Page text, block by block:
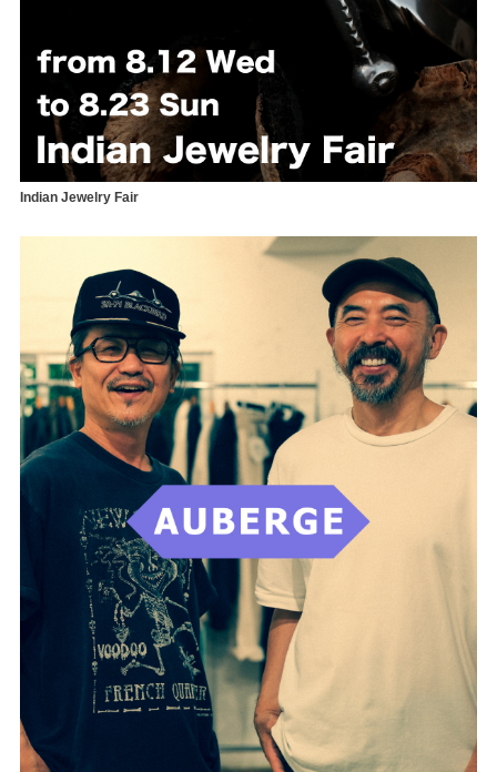
Indian Jewelry Fair